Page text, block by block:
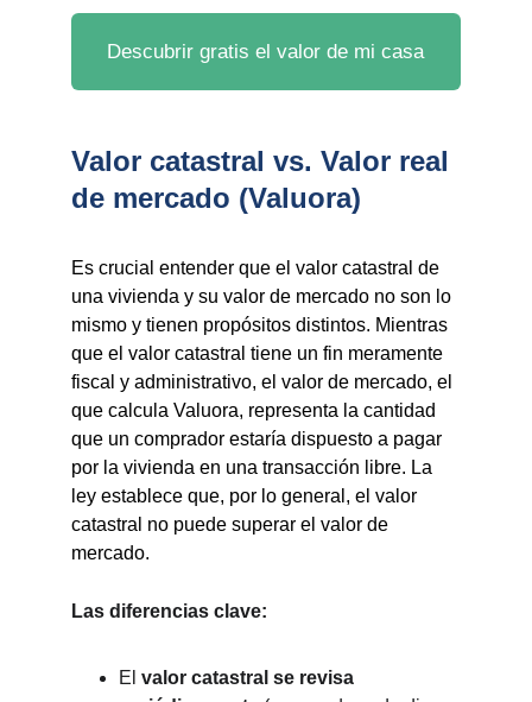
Descubrir gratis el valor de mi casa
Valor catastral vs. Valor real
de mercado (Valuora)
Es crucial entender que el valor catastral de
una vivienda y su valor de mercado no son lo
mismo y tienen propósitos distintos. Mientras
que el valor catastral tiene un fin meramente
fiscal y administrativo, el valor de mercado, el
que calcula Valuora, representa la cantidad
que un comprador estaría dispuesto a pagar
por la vivienda en una transacción libre. La
ley establece que, por lo general, el valor
catastral no puede superar el valor de
mercado.
Las diferencias clave:
El valor catastral se revisa